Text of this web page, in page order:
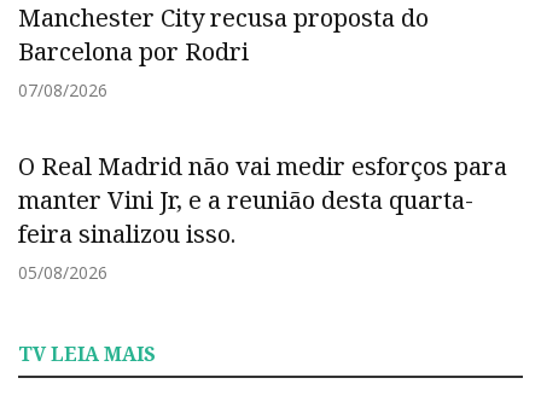
Manchester City recusa proposta do
Barcelona por Rodri
07/08/2026
O Real Madrid não vai medir esforços para
manter Vini Jr, e a reunião desta quarta-
feira sinalizou isso.
05/08/2026
TV LEIA MAIS